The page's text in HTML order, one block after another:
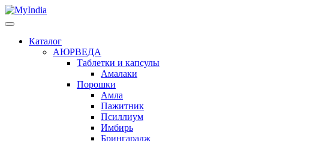
Каталог
АЮРВЕДА
Таблетки и капсулы
Амалаки
Порошки
Амла
Пажитник
Псиллиум
Имбирь
Брингарадж